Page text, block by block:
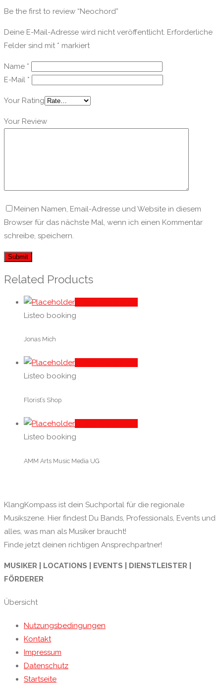
Be the first to review “Neochord”
Deine E-Mail-Adresse wird nicht veröffentlicht. Erforderliche
Felder sind mit * markiert
Name *
E-Mail *
Your Rating
Your Review
Meinen Namen, Email-Adresse und Website in diesem
Browser für das nächste Mal, wenn ich einen Kommentar
schreibe, speichern.
Related Products
Listeo booking
Jonas Mich
Listeo booking
Florist’s Shop
Listeo booking
AMM Arts Music Media UG
KlangKompass ist dein Suchportal für die regionale
Musikszene. Hier findest Du Bands, Professionals, Events und
alles, was man als Musiker braucht!
Finde jetzt deinen richtigen Ansprechpartner!
MUSIKER | LOCATIONS | EVENTS | DIENSTLEISTER |
FÖRDERER
Übersicht
Nutzungsbedingungen
Kontakt
Impressum
Datenschutz
Startseite